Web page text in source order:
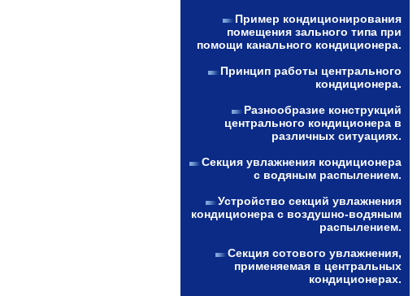
Пример кондиционирования
помещения зального типа при
помощи канального кондиционера.
Принцип работы центрального
кондиционера.
Разнообразие конструкций
центрального кондиционера в
различных ситуациях.
Секция увлажнения кондиционера
с водяным распылением.
Устройство секций увлажнения
кондиционера с воздушно-водяным
распылением.
Секция сотового увлажнения,
применяемая в центральных
кондиционерах.